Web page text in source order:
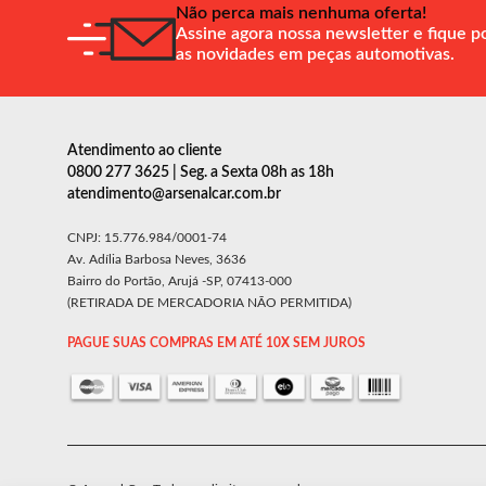
Não perca mais nenhuma oferta!
Assine agora nossa newsletter e fique
as novidades em peças automotivas.
Atendimento ao cliente
0800 277 3625 | Seg. a Sexta 08h as 18h
atendimento@arsenalcar.com.br
CNPJ: 15.776.984/0001-74
Av. Adília Barbosa Neves, 3636
Bairro do Portão, Arujá -SP, 07413-000
(RETIRADA DE MERCADORIA NÃO PERMITIDA)
PAGUE SUAS COMPRAS EM ATÉ 10X SEM JUROS